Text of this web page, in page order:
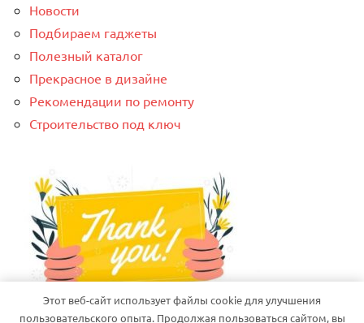
Новости
Подбираем гаджеты
Полезный каталог
Прекрасное в дизайне
Рекомендации по ремонту
Строительство под ключ
Этот веб-сайт использует файлы cookie для улучшения
пользовательского опыта. Продолжая пользоваться сайтом, вы